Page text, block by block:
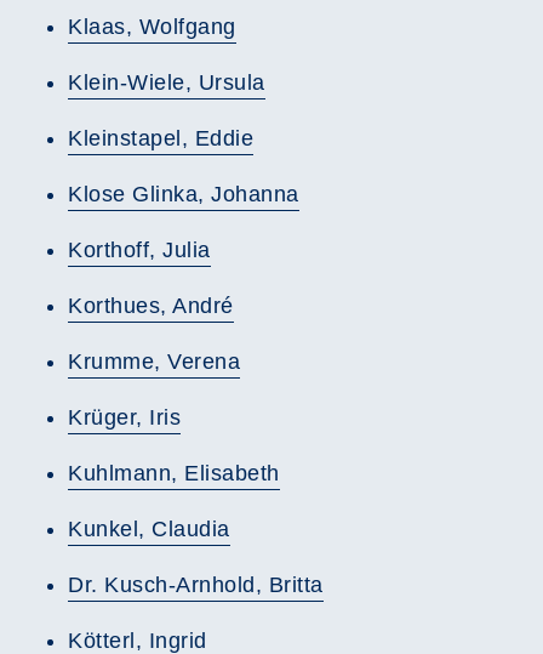
Klaas, Wolfgang
Klein-Wiele, Ursula
Kleinstapel, Eddie
Klose Glinka, Johanna
Korthoff, Julia
Korthues, André
Krumme, Verena
Krüger, Iris
Kuhlmann, Elisabeth
Kunkel, Claudia
Dr. Kusch-Arnhold, Britta
Kötterl, Ingrid